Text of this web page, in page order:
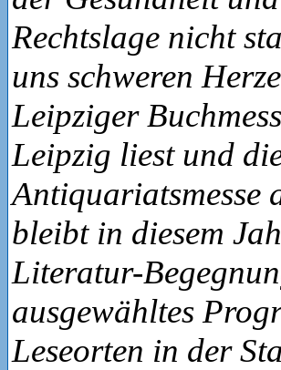
Rechtslage nicht
uns schweren
Leipziger
Leipzig liest und
Antiquariatsmesse
bleibt in diesem
Literatur-
ausgewähltes
Leseorten in der